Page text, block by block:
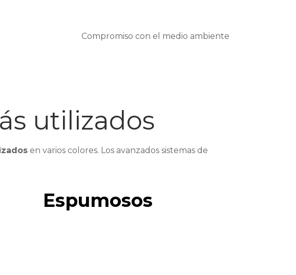
Compromiso con el medio ambiente
utilizados
en varios colores. Los avanzados sistemas de
Espumosos